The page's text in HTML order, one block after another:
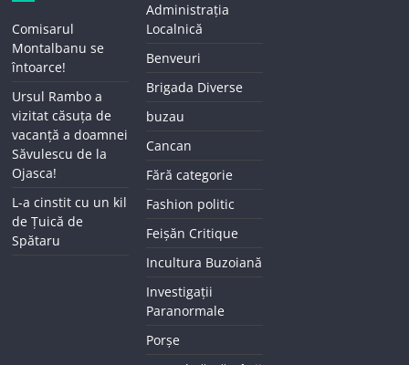
Comisarul
Montalbanu se
întoarce!
Ursul Rambo a
vizitat căsuța de
vacanță a doamnei
Săvulescu de la
Ojasca!
L-a cinstit cu un kil
de Țuică de
Spătaru
Administrația
Localnică
Benveuri
Brigada Diverse
buzau
Cancan
Fără categorie
Fashion politic
Feișăn Critique
Incultura Buzoiană
Investigații
Paranormale
Porșe